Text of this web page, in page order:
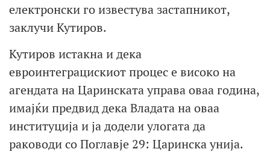
електронски го известува застапникот,
заклучи Кутиров.
Кутиров истакна и дека
евроинтеграцискиот процес е високо на
агендата на Царинската управа оваа година,
имајќи предвид дека Владата на оваа
институција и ја додели улогата да
раководи со Поглавје 29: Царинска унија.